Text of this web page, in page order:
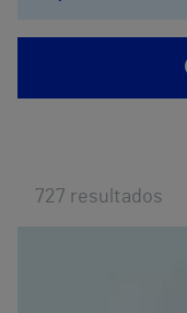
727 resultados